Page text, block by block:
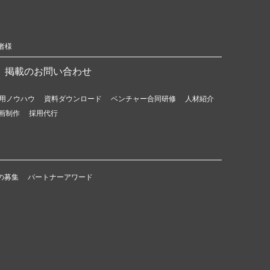
様
掲載のお問い合わせ
ノウハウ 資料ダウンロード ベンチャー合同研修
人材紹介
制作
採用代行
募集 パートナーアワード